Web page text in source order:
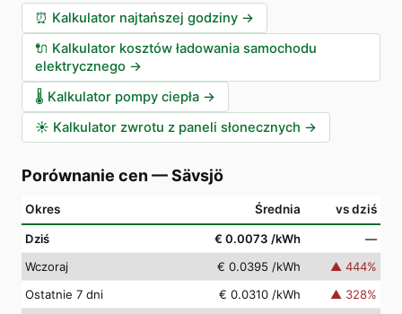
⏰ Kalkulator najtańszej godziny →
🔌 Kalkulator kosztów ładowania samochodu
elektrycznego →
🌡️ Kalkulator pompy ciepła →
☀️ Kalkulator zwrotu z paneli słonecznych →
Porównanie cen —Sävsjö
Okres Średnia vs dziś
Dziś € 0.0073 /kWh
—
Wczoraj
€ 0.0395 /kWh ▲ 444%
Ostatnie 7 dni
€ 0.0310 /kWh ▲ 328%